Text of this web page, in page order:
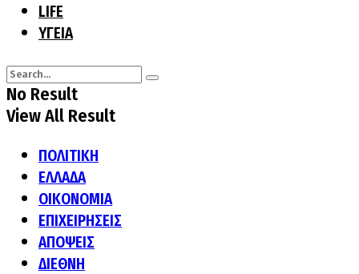
LIFE
ΥΓΕΙΑ
No Result
View All Result
ΠΟΛΙΤΙΚΗ
ΕΛΛΑΔΑ
ΟΙΚΟΝΟΜΙΑ
ΕΠΙΧΕΙΡΗΣΕΙΣ
ΑΠΟΨΕΙΣ
ΔΙΕΘΝΗ